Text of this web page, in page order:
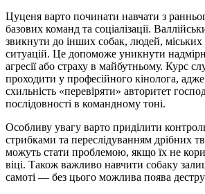
Цуценя варто починати навчати з
базових команд та соціалізації.
звикнути до інших собак, людей, міських
ситуацій. Це допоможе уникнути
агресії або страху в майбутньому. Курс
проходити у професійного кінолога,
схильність «перевіряти» авторитет
послідовності в командному тоні.
Особливу увагу варто приділити
стрибками та переслідуванням дрібних
можуть стати проблемою, якщо їх не
віці. Також важливо навчити собаку
самоті — без цього можлива поява